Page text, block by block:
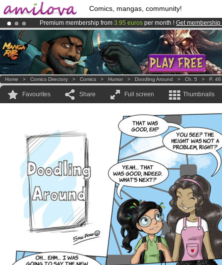
Comics, mangas, community!
Premium membership from 3.95 euros per month ! Get membership
Already 100000membersand 1000comics & mangas!.
AmilovaKickstarter is now LIVE!.
Home > Comics Directory > Comics > Humor > Doodling Around > Ch. 5 > P. 46
Favourites Share Full screen Thumbnails